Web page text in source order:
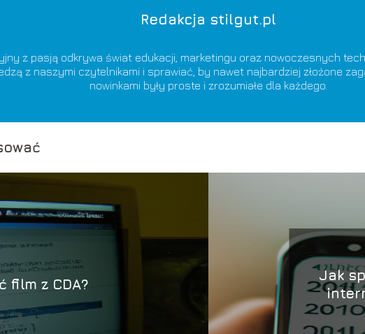
Redakcja stilgut.pl
z pasją odkrywa świat edukacji, marketingu oraz nowoczesnych
z naszymi czytelnikami i sprawiać, by nawet najbardziej złożone
nowinkami były proste i zrozumiałe dla każdego.
film z CDA?
Jak